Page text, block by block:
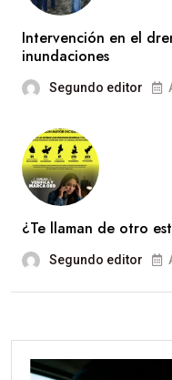
Intervención en el
inundaciones
Segundo editor
¿Te llaman de otro
Segundo editor